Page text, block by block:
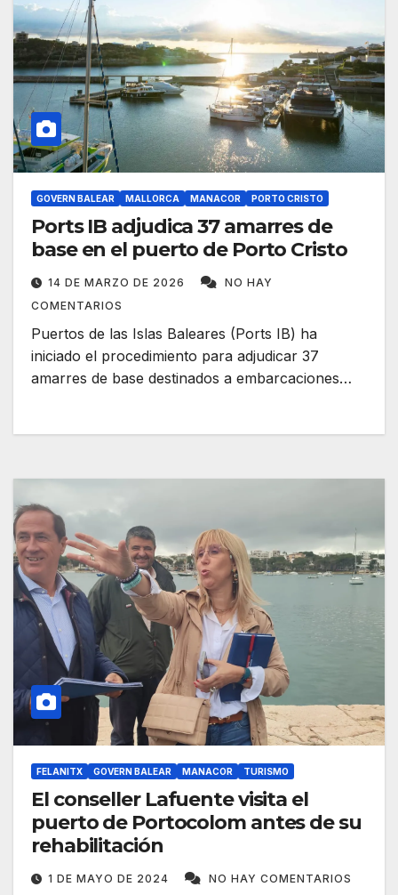
GOVERN BALEAR MALLORCA MANACOR PORTO CRISTO
Ports IB adjudica 37 amarres de
base en el puerto de Porto Cristo
14 DE MARZO DE 2026
NO HAY
COMENTARIOS
Puertos de las Islas Baleares (Ports IB) ha
iniciado el procedimiento para adjudicar 37
amarres de base destinados a embarcaciones…
FELANITX GOVERN BALEAR MANACOR TURISMO
El conseller Lafuente visita el
puerto de Portocolom antes de su
rehabilitación
1 DE MAYO DE 2024 NO HAY COMENTARIOS